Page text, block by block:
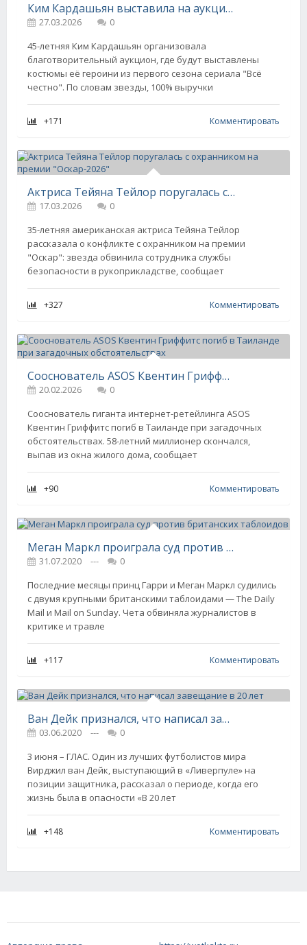
Ким Кардашьян выставила на аукцион свои наряды из сериала "Всё честно"
27.03.2026
0
45-летняя Ким Кардашьян организовала
благотворительный аукцион, где будут выставлены
костюмы её героини из первого сезона сериала "Всё
честно". По словам звезды, 100% выручки
+171 Комментировать
Актриса Тейяна Тейлор поругалась с охранником на премии "Оскар-2026"
17.03.2026
0
35-летняя американская актриса Тейяна Тейлор
рассказала о конфликте с охранником на премии
"Оскар": звезда обвинила сотрудника службы
безопасности в рукоприкладстве, сообщает
+327 Комментировать
Сооснователь ASOS Квентин Гриффитс погиб в Таиланде при загадочных обстоятельствах
20.02.2026
0
Сооснователь гиганта интернет-ретейлинга ASOS
Квентин Гриффитс погиб в Таиланде при загадочных
обстоятельствах. 58-летний миллионер скончался,
выпав из окна жилого дома, сообщает
+90 Комментировать
Меган Маркл проиграла суд против британских таблоидов
31.07.2020 ---
0
Последние месяцы принц Гарри и Меган Маркл судились
с двумя крупными британскими таблоидами — The Daily
Mail и Mail on Sunday. Чета обвиняла журналистов в
критике и травле
+117 Комментировать
Ван Дейк признался, что написал завещание в 20 лет
03.06.2020 ---
0
3 июня – ГЛАС. Один из лучших футболистов мира
Вирджил ван Дейк, выступающий в «Ливерпуле» на
позиции защитника, рассказал о периоде, когда его
жизнь была в опасности «В 20 лет
+148 Комментировать